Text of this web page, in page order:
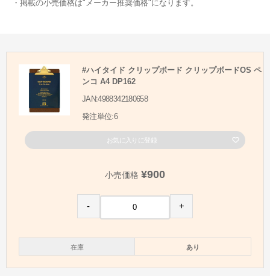
・掲載の小売価格は"メーカー推奨価格"になります。
#ハイタイド クリップボード クリップボードOS ペ
ンコ A4 DP162
JAN:4988342180658
発注単位:6
お気に入りに登録
小売価格 ¥900
- +
在庫 あり